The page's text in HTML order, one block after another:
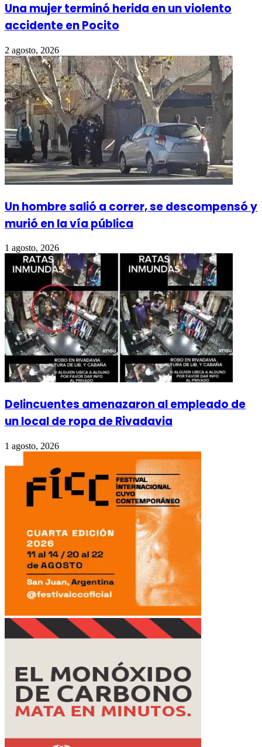
Una mujer terminó herida en un violento
accidente en Pocito
2 agosto, 2026
Un hombre salió a correr, se descompensó y
murió en la vía pública
1 agosto, 2026
Delincuentes amenazaron al empleado de
un local de ropa de Rivadavia
1 agosto, 2026